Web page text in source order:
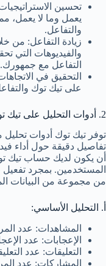
تحسين
يعمل وما لا يعمل،
والتفاعل.
زيادة التفاعل: من
والفيديوهات التي
التفاعل مع جمهورك.
التحقيق في
على تيك توك
2. أدوات التحليل على تيك توك: TikTok Analytics
توفر تيك توك أدوات
تفاصيل دقيقة حول أداء
المستخدمين. بمجرد
من مجموعة من البيانات
أ. التحليل الأساسي:
المشاهدات: عدد
الإعجابات: عدد
التعليقات: عدد
المشاركات: عدد